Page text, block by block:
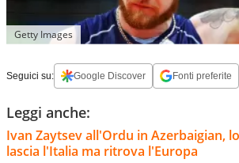
Getty Images
Seguici su: Google Discover Fonti preferite
Leggi anche:
Ivan Zaytsev all'Ordu in Azerbaigian,
lascia l'Italia ma ritrova l'Europa